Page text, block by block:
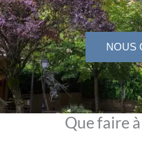
NOUS
Que faire